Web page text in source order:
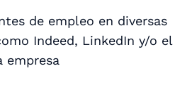
de empleo en diversas
Indeed, LinkedIn y/o el
empresa